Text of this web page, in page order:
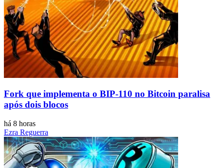
Fork que implementa o BIP-110 no Bitcoin paralisa
após dois blocos
há 8 horas
Ezra Reguerra